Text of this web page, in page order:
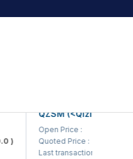
QZSM (<Qizilqumsement>
Open Price :
Quoted Price :
Last transaction :